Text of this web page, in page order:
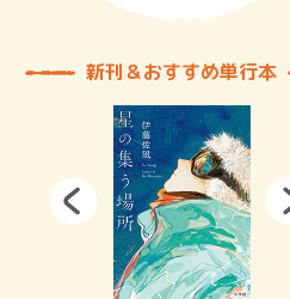
新刊＆おすすめ単行本